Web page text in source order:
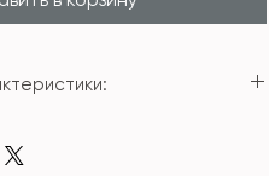
31,5*31,5*47,5см